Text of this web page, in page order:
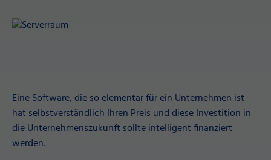
Eine Software, die so elementar für ein Unternehmen ist
hat selbstverständlich Ihren Preis und diese Investition in
die Unternehmenszukunft sollte intelligent finanziert
werden.